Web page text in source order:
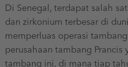
Di Senegal, terdapat salah
dan zirkonium terbesar di
memperluas operasi
perusahaan tambang